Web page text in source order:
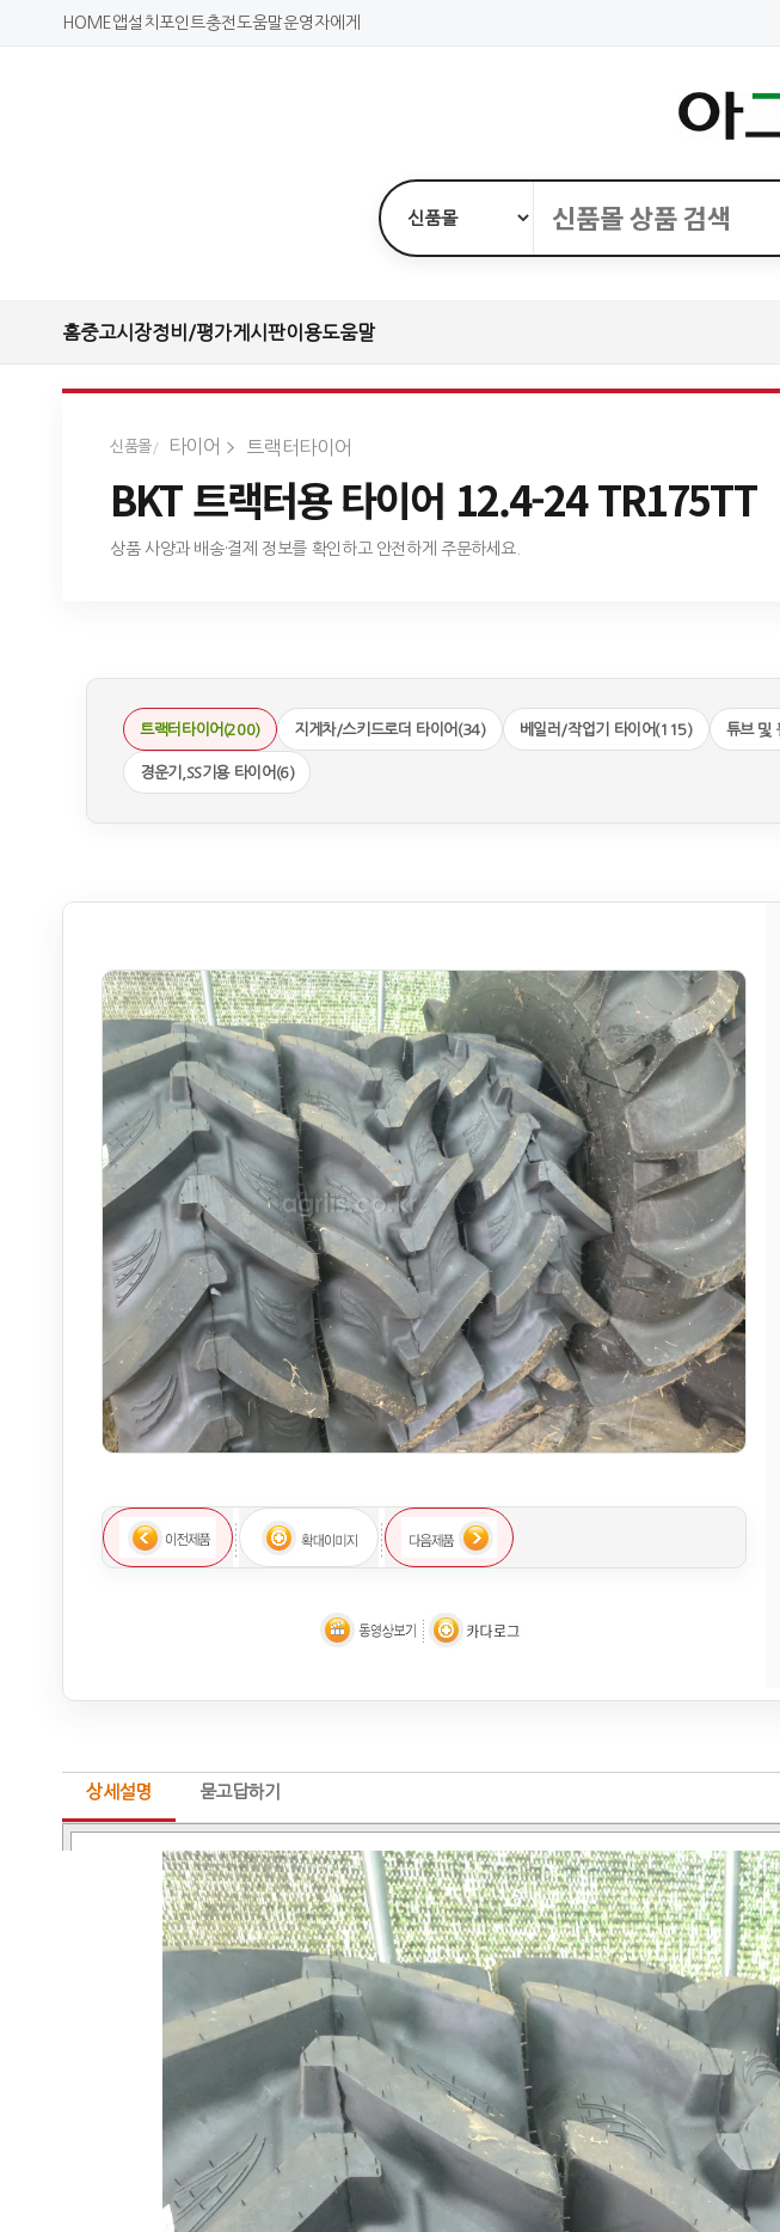
HOME 앱설치 포인트충전도움말운영자에게
홈중고시장정비/평가게시판이용도움말
신품몰 타이어 트랙터타이어
BKT 트랙터용 타이어 12.4-24 TR175TT
상품 사양과 배송·결제 정보를 확인하고 안전하게 주문하세요.
트랙터타이어(200) 지게차/스키드로더 타이어(34) 베일러/작업기 타이어(115) 튜브 및
경운기,SS기용 타이어(6)
상세설명 묻고답하기